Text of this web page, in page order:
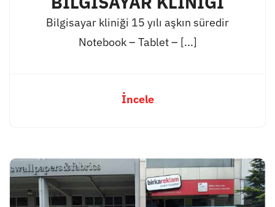
Bilgisayar kliniği 15 yılı aşkın süredir
Notebook – Tablet – [...]
İncele